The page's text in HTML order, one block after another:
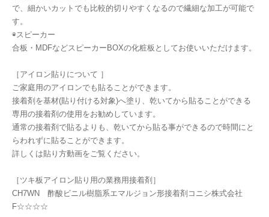
で、細かいカットでも比較的切りやすくなるので繊細な加工が可能で
す。
◉スピーカー
合板・MDFなどスピーカーBOXの化粧板としてお使いいただけます。
［アイロン貼りについて ］
ご家庭用のアイロンでも貼ることができます。
接着剤を基材(貼り付ける対象)へ塗り、乾いてから貼ることができる
専用の接着剤の使用をお勧めしています。
通常の接着剤で貼るよりも、乾いてから貼る事ができるので時間にと
らわれずに貼ることができます。
詳しくは貼り方動画をご覧ください。
［ツキ板アイロン貼り用の業務用接着剤］
CH7WN 酢酸ビニル樹脂系エマルジョン形接着剤コニシ株式会社
F☆☆☆☆